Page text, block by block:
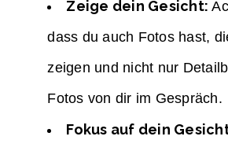
Zeige dein Gesicht:
dass du auch Fotos hast,
zeigen und nicht nur
Fotos von dir im Gespräch.
Fokus auf dein